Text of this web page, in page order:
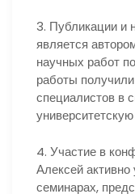
3. Публикации и
является
научных работ
работы
специалистов в
4. Участие в
Алексей
семинарах,